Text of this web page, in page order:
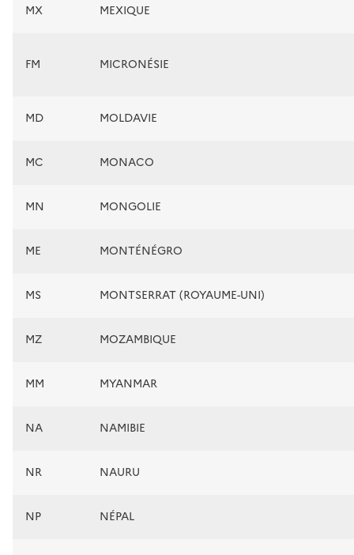
MX MEXIQUE
FM MICRONÉSIE
MD MOLDAVIE
MC MONACO
MN MONGOLIE
ME MONTÉNÉGRO
MS MONTSERRAT (ROYAUME-UNI)
MZ MOZAMBIQUE
MM MYANMAR
NA NAMIBIE
NR NAURU
NP NÉPAL